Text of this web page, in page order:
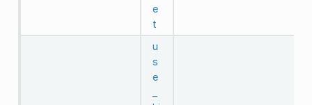
e
t
u
s
e